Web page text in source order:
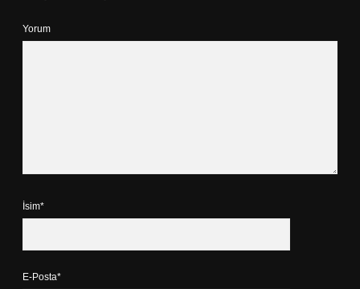
Yorum
İsim*
E-Posta*